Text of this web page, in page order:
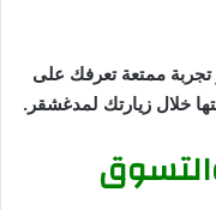
تجربة ممتعة تعرفك على
خلال زيارتك لمدغشقر.